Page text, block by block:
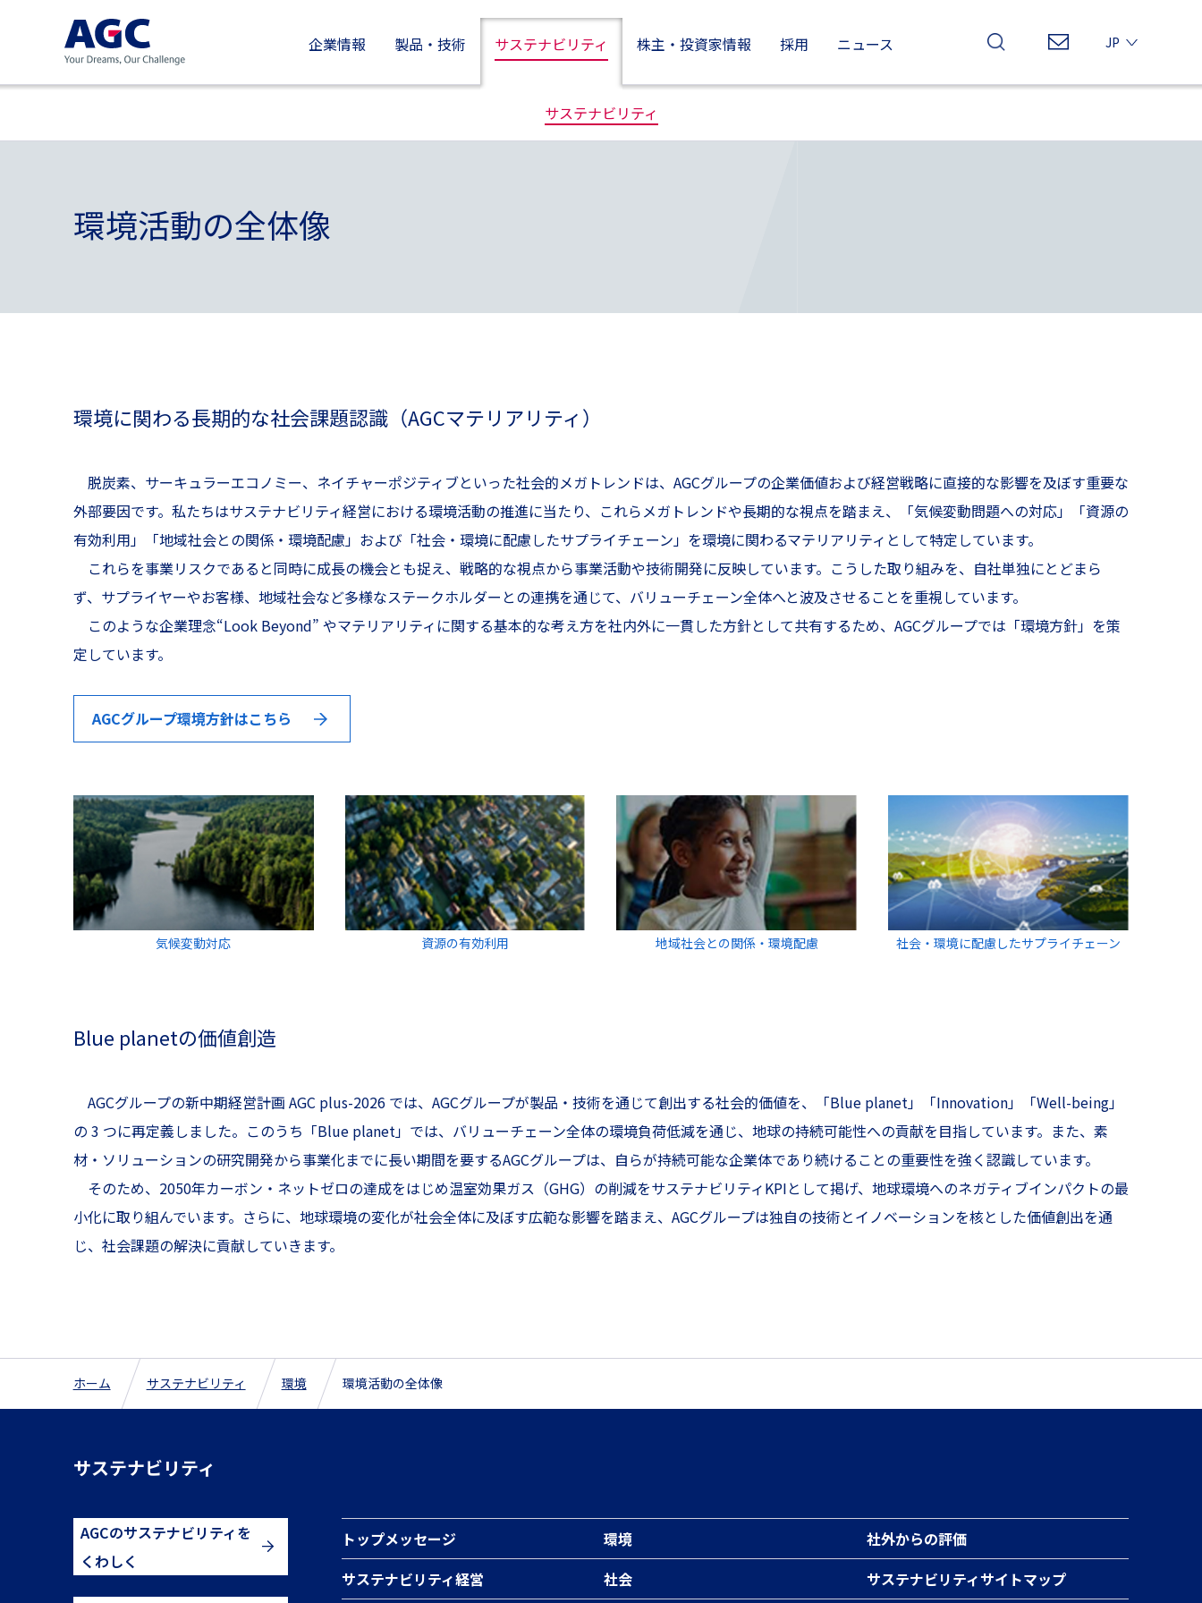
企業情報
企業情報
製品・技術
製品情報
技術開発とイノベーション
サステナビリティ
サステナビリティ
株主・投資家情報
株主・投資家情報
採用 ニュース
JP
環境活動の全体像
環境に関わる長期的な社会課題認識（AGCマテリアリティ）
脱炭素、サーキュラーエコノミー、ネイチャーポジティブといった社会的メガトレンドは、AGCグループの企業価値および経営戦略に直接的な影響を及ぼす重要な
外部要因です。私たちはサステナビリティ経営における環境活動の推進に当たり、これらメガトレンドや長期的な視点を踏まえ、「気候変動問題への対応」「資源の
有効利用」「地域社会との関係・環境配慮」および「社会・環境に配慮したサプライチェーン」を環境に関わるマテリアリティとして特定しています。
これらを事業リスクであると同時に成長の機会とも捉え、戦略的な視点から事業活動や技術開発に反映しています。こうした取り組みを、自社単独にとどまら
ず、サプライヤーやお客様、地域社会など多様なステークホルダーとの連携を通じて、バリューチェーン全体へと波及させることを重視しています。
このような企業理念“Look Beyond” やマテリアリティに関する基本的な考え方を社内外に一貫した方針として共有するため、AGCグループでは「環境方針」を策
定しています。
AGCグループ環境方針はこちら
気候変動対応 資源の有効利用 地域社会との関係・環境配慮 社会・環境に配慮したサプライチェーン
Blue planetの価値創造
AGCグループの新中期経営計画 AGC plus-2026 では、AGCグループが製品・技術を通じて創出する社会的価値を、「Blue planet」「Innovation」「Well-being」
の 3 つに再定義しました。このうち「Blue planet」では、バリューチェーン全体の環境負荷低減を通じ、地球の持続可能性への貢献を目指しています。また、素
材・ソリューションの研究開発から事業化までに長い期間を要するAGCグループは、自らが持続可能な企業体であり続けることの重要性を強く認識しています。
そのため、2050年カーボン・ネットゼロの達成をはじめ温室効果ガス（GHG）の削減をサステナビリティKPIとして掲げ、地球環境へのネガティブインパクトの最
小化に取り組んでいます。さらに、地球環境の変化が社会全体に及ぼす広範な影響を踏まえ、AGCグループは独自の技術とイノベーションを核とした価値創出を通
じ、社会課題の解決に貢献していきます。
ホーム サステナビリティ 環境 環境活動の全体像
サステナビリティ
AGCのサステナビリティを
くわしく
トップメッセージ
サステナビリティ経営
環境
社会
社外からの評価
サステナビリティサイトマップ